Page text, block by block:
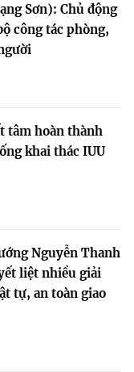
Sơn): Chủ động
công tác phòng,
tâm hoàn thành
khai thác IUU
Nguyễn Thanh
liệt nhiều giải
tự, an toàn giao